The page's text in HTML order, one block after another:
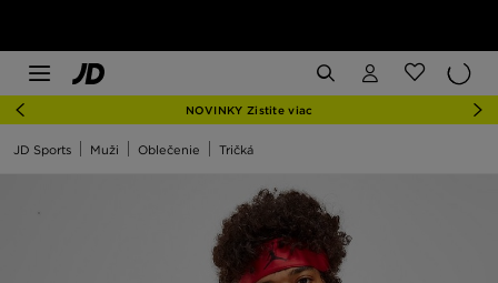
NOVINKY Zistite viac
JD Sports Muži Oblečenie Tričká